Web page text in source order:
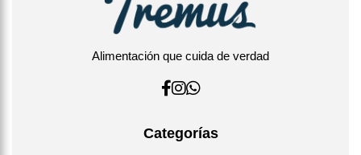
Alimentación que cuida de verdad
Categorías